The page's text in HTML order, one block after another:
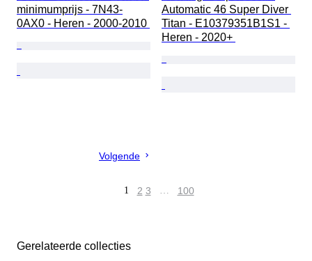
minimumprijs - 7N43-
0AX0 - Heren - 2000-2010
Automatic 46 Super Diver
Titan - E10379351B1S1 -
Heren - 2020+
Volgende
1 2 3 … 100
Gerelateerde collecties